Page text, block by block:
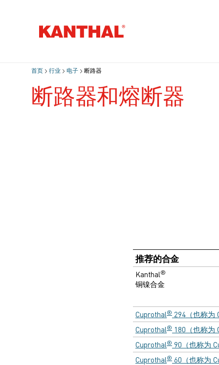
首页 行业 电子 断路器
断路器和熔断器
推荐的合金
Kanthal®
铜镍合金
Cuprothal® 294（也称为
Cuprothal® 180（也称为
Cuprothal® 90（也称为
Cuprothal® 60（也称为